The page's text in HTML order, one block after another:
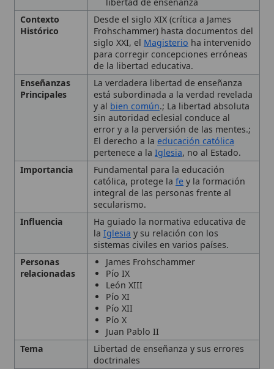
Enseñanzas
Principales
La verdadera libertad de enseñanza
está subordinada a la verdad revelada
y albien común.; La libertad absoluta
sin autoridad eclesial conduce al
error y a la perversión de las mentes.;
El derecho a la educación católica
pertenece a laIglesia, no al Estado.
Importancia Fundamental para la educación
católica, protege lafe y la formación
integral de las personas frente al
secularismo.
Ha guiado la normativa educativa de
Iglesiay su relación con los
sistemas civiles en varios países.
Personas
James Frohschammer
Pío IX
León XIII
Pío XI
Pío XII
Pío X
Juan Pablo II
Tema
Libertad de enseñanza y sus errores
doctrinales
Tipo Doctrina
Antecedentes históricos
La condena contra James
Frohschammer (1862)
🙏 Bienvenido a Wikitólica
Esta enciclopedia es un recurso privado de referencia sin